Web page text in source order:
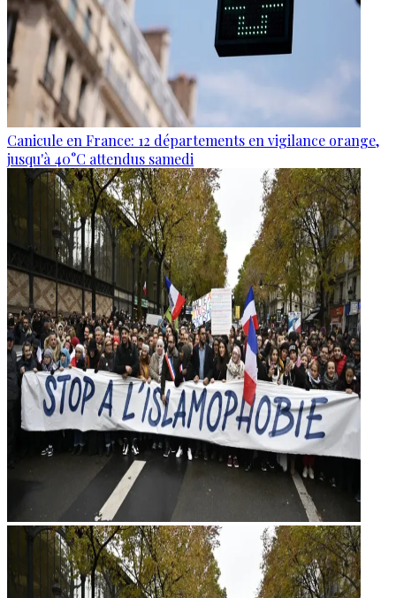
Canicule en France: 12 départements en vigilance orange,
jusqu'à 40°C attendus samedi